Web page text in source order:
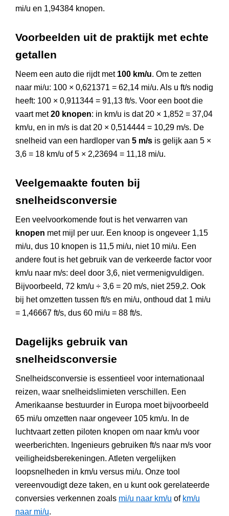
mi/u en 1,94384 knopen.
Voorbeelden uit de praktijk met echte
getallen
Neem een auto die rijdt met 100 km/u. Om te zetten
naar mi/u: 100 × 0,621371 = 62,14 mi/u. Als u ft/s nodig
heeft: 100 × 0,911344 = 91,13 ft/s. Voor een boot die
vaart met20 knopen: in km/u is dat 20 × 1,852 = 37,04
km/u, en in m/s is dat 20 × 0,514444 = 10,29 m/s. De
snelheid van een hardloper van 5 m/s is gelijk aan 5 ×
3,6 = 18 km/u of 5 × 2,23694 = 11,18 mi/u.
Veelgemaakte fouten bij
snelheidsconversie
Een veelvoorkomende fout is het verwarren van
knopen met mijl per uur. Een knoop is ongeveer 1,15
mi/u, dus 10 knopen is 11,5 mi/u, niet 10 mi/u. Een
andere fout is het gebruik van de verkeerde factor voor
km/u naar m/s: deel door 3,6, niet vermenigvuldigen.
Bijvoorbeeld, 72 km/u ÷ 3,6 = 20 m/s, niet 259,2. Ook
bij het omzetten tussen ft/s en mi/u, onthoud dat 1 mi/u
= 1,46667 ft/s, dus 60 mi/u = 88 ft/s.
Dagelijks gebruik van
snelheidsconversie
Snelheidsconversie is essentieel voor internationaal
reizen, waar snelheidslimieten verschillen. Een
Amerikaanse bestuurder in Europa moet bijvoorbeeld
65 mi/u omzetten naar ongeveer 105 km/u. In de
luchtvaart zetten piloten knopen om naar km/u voor
weerberichten. Ingenieurs gebruiken ft/s naar m/s voor
veiligheidsberekeningen. Atleten vergelijken
loopsnelheden in km/u versus mi/u. Onze tool
vereenvoudigt deze taken, en u kunt ook gerelateerde
conversies verkennen zoals mi/u naar km/u of km/u
naar mi/u.